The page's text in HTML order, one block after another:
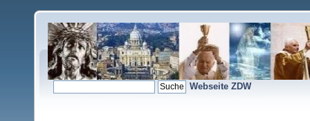
Webseite ZDW